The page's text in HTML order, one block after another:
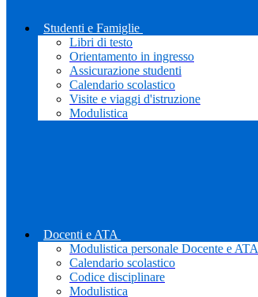
Studenti e Famiglie
Libri di testo
Orientamento in ingresso
Assicurazione studenti
Calendario scolastico
Visite e viaggi d'istruzione
Modulistica
Docenti e ATA
Modulistica personale Docente e ATA
Calendario scolastico
Codice disciplinare
Modulistica